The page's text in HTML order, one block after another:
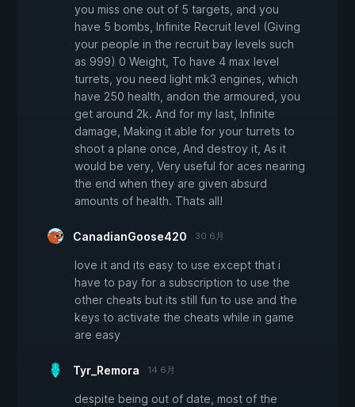
you miss one out of 5 targets, and you
have 5 bombs, Infinite Recruit level (Giving
your people in the recruit bay levels such
as 999) 0 Weight, To have 4 max level
turrets, you need light mk3 engines, which
have 250 health, andon the armoured, you
get around 2k. And for my last, Infinite
damage, Making it able for your turrets to
shoot a plane once, And destroy it, As it
would be very, Very useful for aces nearing
the end when they are given absurd
amounts of health. Thats all!
CanadianGoose420 30 6月
love it and its easy to use except that i
have to pay for a subscription to use the
other cheats but its still fun to use and the
keys to activate the cheats while in game
are easy
Tyr_Remora 14 6月
despite being out of date, most of the